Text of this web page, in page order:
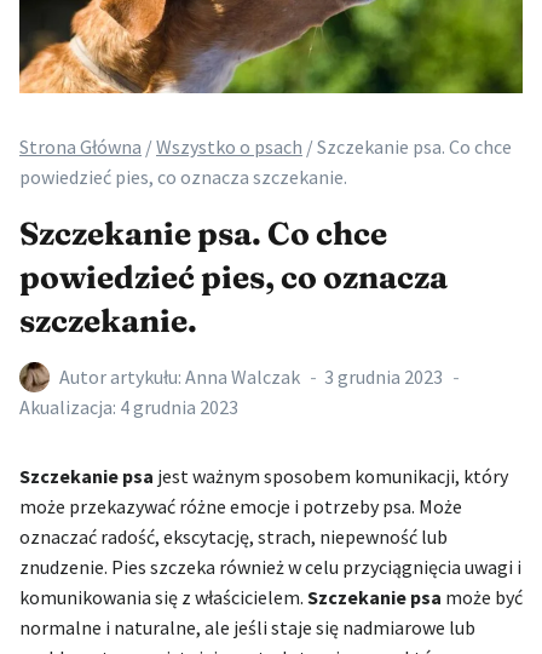
Strona Główna /Wszystko o psach /Szczekanie psa. Co chce
powiedzieć pies, co oznacza szczekanie.
Szczekanie psa. Co chce
powiedzieć pies, co oznacza
szczekanie.
Autor artykułu: Anna Walczak
3 grudnia 2023
Akualizacja: 4 grudnia 2023
Szczekanie psa jest ważnym sposobem komunikacji, który
może przekazywać różne emocje i potrzeby psa. Może
oznaczać radość, ekscytację, strach, niepewność lub
znudzenie. Pies szczeka również w celu przyciągnięcia uwagi i
komunikowania się z właścicielem. Szczekanie psa może być
normalne i naturalne, ale jeśli staje się nadmiarowe lub